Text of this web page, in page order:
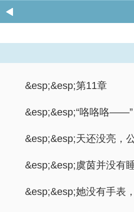
&esp;&esp;第11章
&esp;&esp;“咯咯咯——”
&esp;&esp;天还没亮，
&esp;&esp;虞茵并没有
&esp;&esp;她没有手表